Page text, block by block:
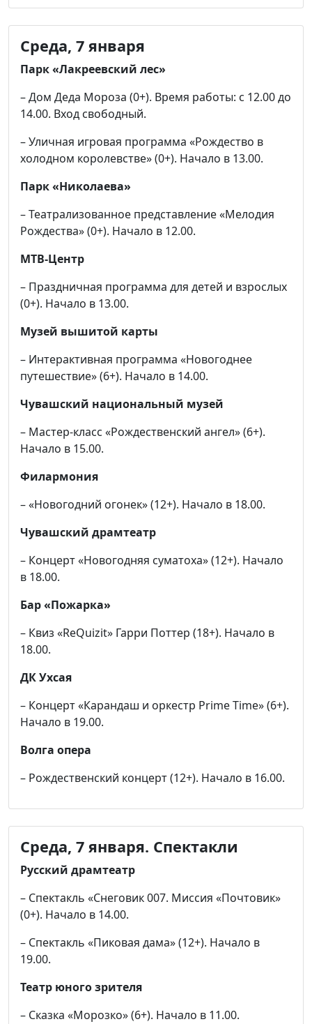
Среда, 7 января
Парк «Лакреевский лес»
– Дом Деда Мороза (0+). Время работы: с 12.00 до
14.00. Вход свободный.
– Уличная игровая программа «Рождество в
холодном королевстве» (0+). Начало в 13.00.
Парк «Николаева»
– Театрализованное представление «Мелодия
Рождества» (0+). Начало в 12.00.
МТВ-Центр
– Праздничная программа для детей и взрослых
(0+). Начало в 13.00.
Музей вышитой карты
– Интерактивная программа «Новогоднее
путешествие» (6+). Начало в 14.00.
Чувашский национальный музей
– Мастер-класс «Рождественский ангел» (6+).
Начало в 15.00.
Филармония
– «Новогодний огонек» (12+). Начало в 18.00.
Чувашский драмтеатр
– Концерт «Новогодняя суматоха» (12+). Начало
в 18.00.
Бар «Пожарка»
– Квиз «ReQuizit» Гарри Поттер (18+). Начало в
18.00.
ДК Ухсая
– Концерт «Карандаш и оркестр Prime Time» (6+).
Начало в 19.00.
Волга опера
– Рождественский концерт (12+). Начало в 16.00.
Среда, 7 января. Спектакли
Русский драмтеатр
– Спектакль «Снеговик 007. Миссия «Почтовик»
(0+). Начало в 14.00.
– Спектакль «Пиковая дама» (12+). Начало в
19.00.
Театр юного зрителя
– Сказка «Морозко» (6+). Начало в 11.00.